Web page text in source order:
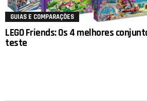
GUIAS E COMPARAÇÕES
LEGO Friends: Os 4 melhores
teste